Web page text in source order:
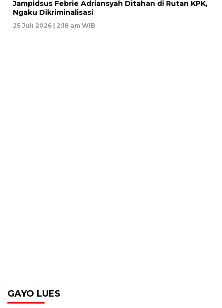
Jampidsus Febrie Adriansyah Ditahan di Rutan KPK,
Ngaku Dikriminalisasi
25 Juli 2026 | 2:18 am WIB
GAYO LUES